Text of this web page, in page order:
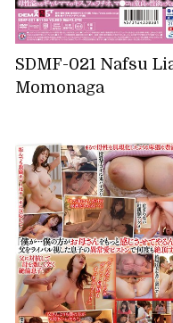
SDMF-021 Nafsu
Momonaga